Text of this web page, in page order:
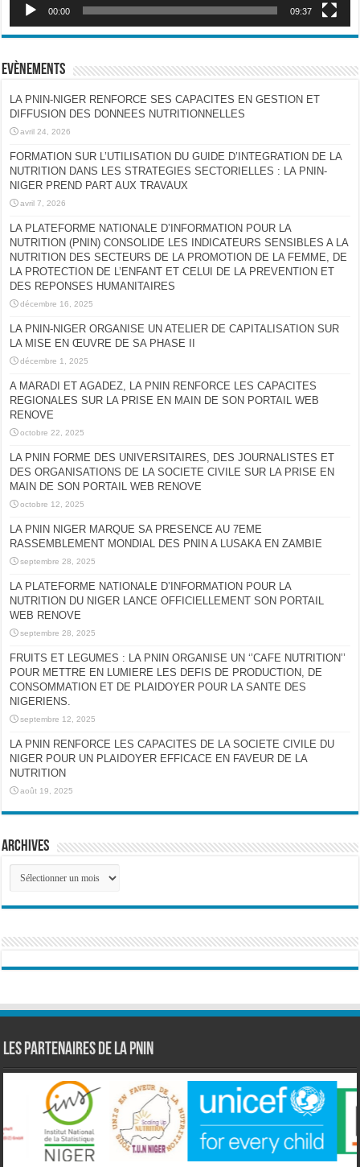
00:00 09:37
Evènements
LA PNIN-NIGER RENFORCE SES CAPACITES EN GESTION ET
DIFFUSION DES DONNEES NUTRITIONNELLES
avril 24, 2026
FORMATION SUR L’UTILISATION DU GUIDE D’INTEGRATION DE LA
NUTRITION DANS LES STRATEGIES SECTORIELLES : LA PNIN-
NIGER PREND PART AUX TRAVAUX
avril 7, 2026
LA PLATEFORME NATIONALE D’INFORMATION POUR LA
NUTRITION (PNIN) CONSOLIDE LES INDICATEURS SENSIBLES A LA
NUTRITION DES SECTEURS DE LA PROMOTION DE LA FEMME, DE
LA PROTECTION DE L’ENFANT ET CELUI DE LA PREVENTION ET
DES REPONSES HUMANITAIRES
décembre 16, 2025
LA PNIN-NIGER ORGANISE UN ATELIER DE CAPITALISATION SUR
LA MISE EN ŒUVRE DE SA PHASE II
décembre 1, 2025
A MARADI ET AGADEZ, LA PNIN RENFORCE LES CAPACITES
REGIONALES SUR LA PRISE EN MAIN DE SON PORTAIL WEB
RENOVE
octobre 22, 2025
LA PNIN FORME DES UNIVERSITAIRES, DES JOURNALISTES ET
DES ORGANISATIONS DE LA SOCIETE CIVILE SUR LA PRISE EN
MAIN DE SON PORTAIL WEB RENOVE
octobre 12, 2025
LA PNIN NIGER MARQUE SA PRESENCE AU 7EME
RASSEMBLEMENT MONDIAL DES PNIN A LUSAKA EN ZAMBIE
septembre 28, 2025
LA PLATEFORME NATIONALE D’INFORMATION POUR LA
NUTRITION DU NIGER LANCE OFFICIELLEMENT SON PORTAIL
WEB RENOVE
septembre 28, 2025
FRUITS ET LEGUMES : LA PNIN ORGANISE UN ‘’CAFE NUTRITION’’
POUR METTRE EN LUMIERE LES DEFIS DE PRODUCTION, DE
CONSOMMATION ET DE PLAIDOYER POUR LA SANTE DES
NIGERIENS.
septembre 12, 2025
LA PNIN RENFORCE LES CAPACITES DE LA SOCIETE CIVILE DU
NIGER POUR UN PLAIDOYER EFFICACE EN FAVEUR DE LA
NUTRITION
août 19, 2025
Archives
Archives
Les partenaires de la PNIN